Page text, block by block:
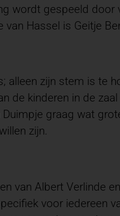
wordt gespeeld
Hassel is Geitje
alleen zijn stem is te
de kinderen in de
Duimpje graag wat
zijn.
van Albert Verlinde
voor iedereen